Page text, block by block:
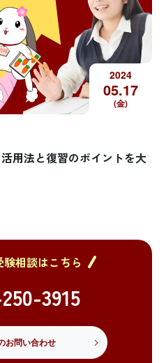
2024
05.17
(金)
用法と復習のポイントを大
相談はこちら
3915
お問い合わせ